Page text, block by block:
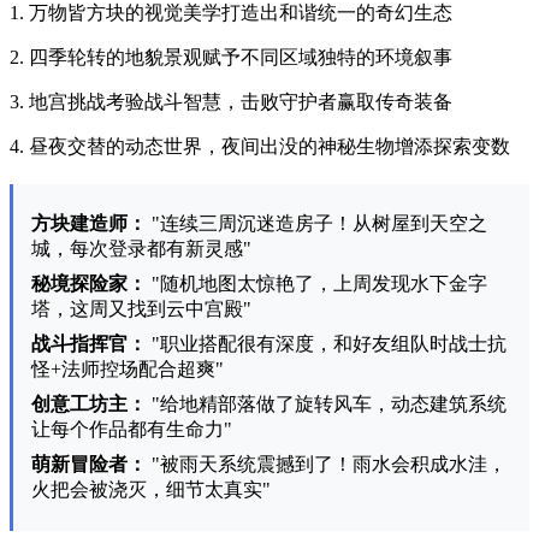
1. 万物皆方块的视觉美学打造出和谐统一的奇幻生态
2. 四季轮转的地貌景观赋予不同区域独特的环境叙事
3. 地宫挑战考验战斗智慧，击败守护者赢取传奇装备
4. 昼夜交替的动态世界，夜间出没的神秘生物增添探索变数
方块建造师：
"连续三周沉迷造房子！从树屋到天空之
城，每次登录都有新灵感"
秘境探险家：
"随机地图太惊艳了，上周发现水下金字
塔，这周又找到云中宫殿"
战斗指挥官：
"职业搭配很有深度，和好友组队时战士抗
怪+法师控场配合超爽"
创意工坊主：
"给地精部落做了旋转风车，动态建筑系统
让每个作品都有生命力"
萌新冒险者：
"被雨天系统震撼到了！雨水会积成水洼，
火把会被浇灭，细节太真实"